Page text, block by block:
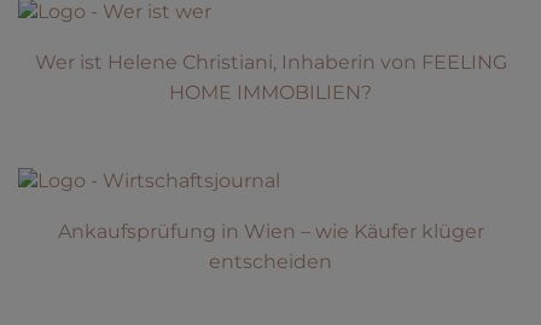
Wer ist Helene Christiani, Inhaberin von FEELING
HOME IMMOBILIEN?
Ankaufsprüfung in Wien – wie Käufer klüger
entscheiden